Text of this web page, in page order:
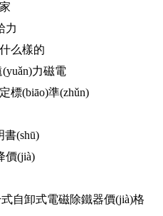
力
么樣的
力磁電
標(biāo)準(zhǔn)
書(shū)
價(jià)
自卸式電磁除鐵器價(jià)格